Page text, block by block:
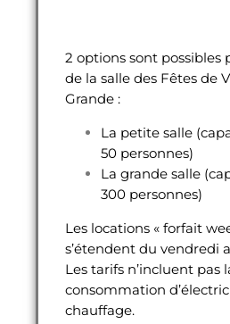
2 options sont possibles
de la salle des Fêtes de
Grande :
La petite salle
50 personnes)
La grande salle
300 personnes)
Les locations « forfait
s’étendent du vendredi
Les tarifs n’incluent pas
consommation
chauffage.